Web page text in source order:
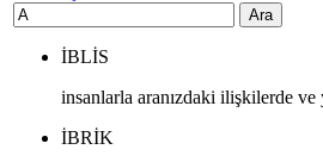
Ara
IBLIS
insanlarla aranızdaki ilişkilerde
IBRIK